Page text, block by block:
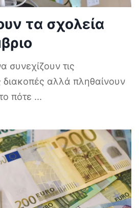
τα σχολεία
συνεχίζουν τις
διακοπές αλλά πληθαίνουν
πότε ...